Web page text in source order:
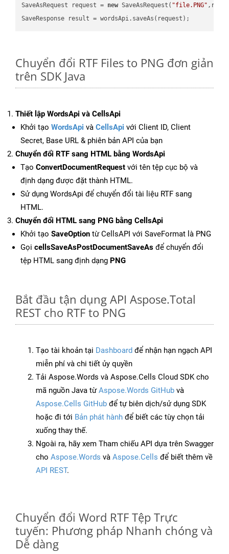
SaveAsRequest request = new SaveAsRequest( "file.PNG"
Chuyển đổi RTF Files to PNG đơn giản
trên SDK Java
Thiết lập WordsApi và CellsApi
Khởi tạo WordsApi và CellsApi với Client ID, Client
Secret, Base URL & phiên bản API của bạn
Chuyển đổi RTF sang HTML bằng WordsApi
Tạo ConvertDocumentRequest với tên tệp cục bộ và
định dạng được đặt thành HTML.
Sử dụng WordsApi để chuyển đổi tài liệu RTF sang
HTML.
Chuyển đổi HTML sang PNG bằng CellsApi
Khởi tạo SaveOption từ CellsAPI với SaveFormat là PNG
Gọi cellsSaveAsPostDocumentSaveAs để chuyển đổi
tệp HTML sang định dạng PNG
Bắt đầu tận dụng API Aspose.Total
REST cho RTF to PNG
Tạo tài khoản tại Dashboard để nhận hạn ngạch API
miễn phí và chi tiết ủy quyền
Tải Aspose.Words và Aspose.Cells Cloud SDK cho
mã nguồn Java từAspose.Words GitHub và
Aspose.Cells GitHub để tự biên dịch/sử dụng SDK
hoặc đi tới Bản phát hành để biết các tùy chọn tải
xuống thay thế.
Ngoài ra, hãy xem Tham chiếu API dựa trên Swagger
cho Aspose.Words và Aspose.Cells để biết thêm về
API REST.
Chuyển đổi Word RTF Tệp Trực
tuyến: Phương pháp Nhanh chóng và
Dễ dàng